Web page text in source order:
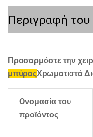
Περιγραφή του
Προσαρμόστε την
μπύραςΧρωματιστά
Ονομασία του
προϊόντος